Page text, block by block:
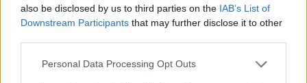
also be disclosed by us to third parties on the IAB’s List of
Downstream Participants that may further disclose it to other
Please note that this website/app uses one or more Google
Personal Data Processing Opt Outs